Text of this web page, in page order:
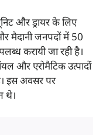
और ड्रायर के लिए
मैदानी जनपदों में 50
करायी जा रही है।
और एरोमैटिक उत्पादों
इस अवसर पर
थे।